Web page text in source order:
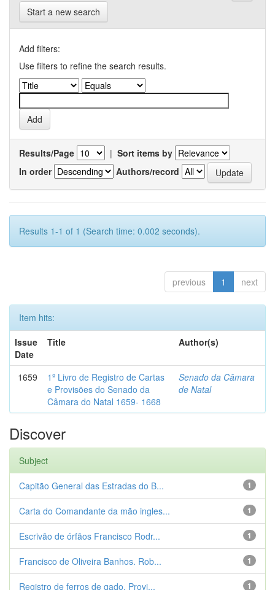
Start a new search
Add filters:
Use filters to refine the search results.
Results/Page | Sort items by
In order
Authors/record
Results 1-1 of 1 (Search time: 0.002 seconds).
previous 1 next
Item hits:
Issue
Date
Title Author(s)
1659
1º Livro de Registro de Cartas
e Provisões do Senado da
Câmara do Natal 1659- 1668
Senado da Câmara
de Natal
Discover
Subject
1
Capitão General das Estradas do B...
1
Carta do Comandante da mão ingles...
1
Escrivão de órfãos Francisco Rodr...
1
Francisco de Oliveira Banhos. Rob...
1
Registro de ferros de gado. Provi...